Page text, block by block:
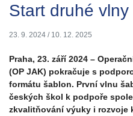
Start druhé
23. 9. 2024 / 10. 12. 2025
Praha, 23. září 2024 –
(OP JAK) pokračuje s
formátu šablon. První vlnu
českých škol k podpoře
zkvalitňování výuky i rozvoje